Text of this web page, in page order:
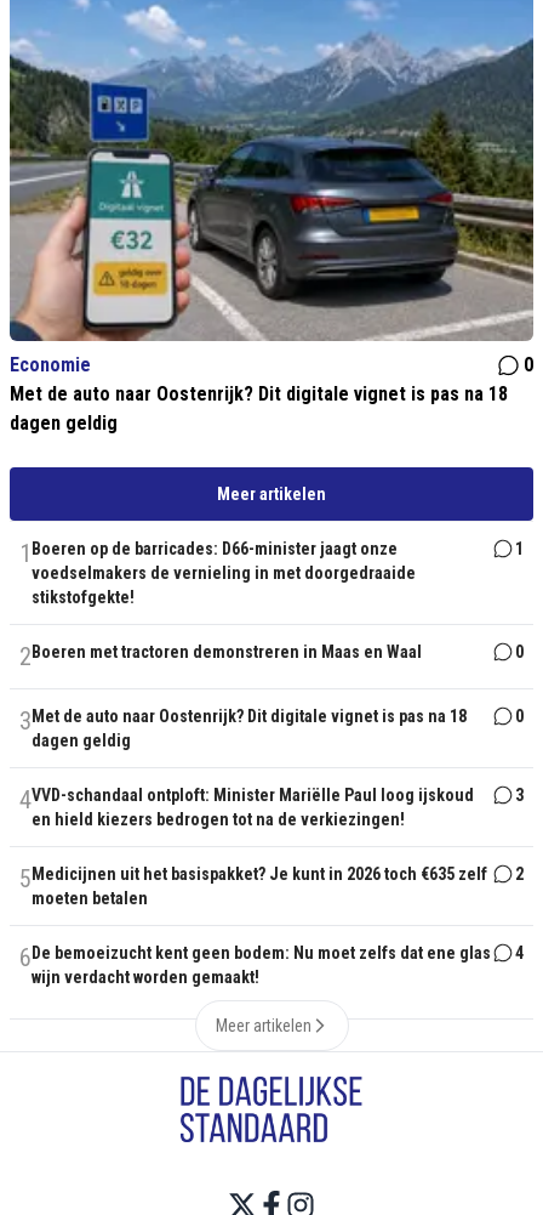
Economie
0
Met de auto naar Oostenrijk? Dit digitale vignet is pas na 18
dagen geldig
Meer artikelen
1 Boeren op de barricades: D66-minister jaagt onze
voedselmakers de vernieling in met doorgedraaide
stikstofgekte!
1
2 Boeren met tractoren demonstreren in Maas en Waal 0
3 Met de auto naar Oostenrijk? Dit digitale vignet is pas na 18
dagen geldig
0
4VVD-schandaal ontploft: Minister Mariëlle Paul loog ijskoud
en hield kiezers bedrogen tot na de verkiezingen!
3
5 Medicijnen uit het basispakket? Je kunt in 2026 toch €635 zelf
moeten betalen
2
6 De bemoeizucht kent geen bodem: Nu moet zelfs dat ene glas
wijn verdacht worden gemaakt!
4
Meer artikelen